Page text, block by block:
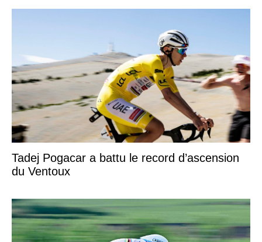
Tadej Pogacar a battu le record d’ascension
du Ventoux